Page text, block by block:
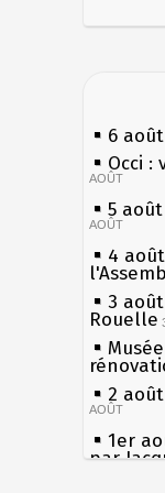
6
Occi
AOÛT
5
AOÛT
4
3
Rouelle
2
AOÛT
1er
par